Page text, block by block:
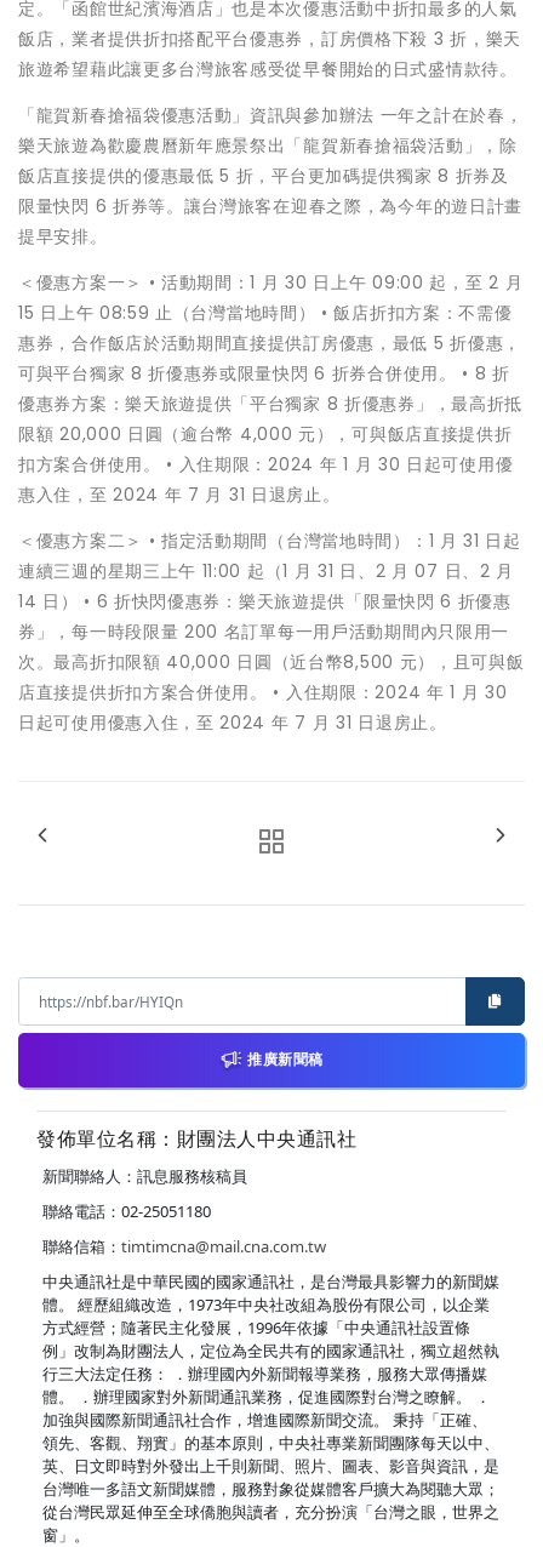
定。「函館世紀濱海酒店」也是本次優惠活動中折扣最多的人氣
飯店，業者提供折扣搭配平台優惠券，訂房價格下殺 3 折，樂天
旅遊希望藉此讓更多台灣旅客感受從早餐開始的日式盛情款待。
「龍賀新春搶福袋優惠活動」資訊與參加辦法 一年之計在於春，
樂天旅遊為歡慶農曆新年應景祭出「龍賀新春搶福袋活動」，除
飯店直接提供的優惠最低 5 折，平台更加碼提供獨家 8 折券及
限量快閃 6 折券等。讓台灣旅客在迎春之際，為今年的遊日計畫
提早安排。
＜優惠方案一＞ • 活動期間：1 月 30 日上午 09:00 起，至 2 月
15 日上午 08:59 止（台灣當地時間） • 飯店折扣方案：不需優
惠券，合作飯店於活動期間直接提供訂房優惠，最低 5 折優惠，
可與平台獨家 8 折優惠券或限量快閃 6 折券合併使用。 • 8 折
優惠券方案：樂天旅遊提供「平台獨家 8 折優惠券」，最高折抵
限額 20,000 日圓（逾台幣 4,000 元），可與飯店直接提供折
扣方案合併使用。 • 入住期限：2024 年 1 月 30 日起可使用優
惠入住，至 2024 年 7 月 31 日退房止。
＜優惠方案二＞ • 指定活動期間（台灣當地時間）：1 月 31 日起
連續三週的星期三上午 11:00 起（1 月 31 日、2 月 07 日、2 月
14 日） • 6 折快閃優惠券：樂天旅遊提供「限量快閃 6 折優惠
券」，每一時段限量 200 名訂單每一用戶活動期間內只限用一
次。最高折扣限額 40,000 日圓（近台幣8,500 元），且可與飯
店直接提供折扣方案合併使用。 • 入住期限：2024 年 1 月 30
日起可使用優惠入住，至 2024 年 7 月 31 日退房止。
推廣新聞稿
發佈單位名稱：財團法人中央通訊社
新聞聯絡人：訊息服務核稿員
聯絡電話：02-25051180
聯絡信箱： timtimcna@mail.cna.com.tw
中央通訊社是中華民國的國家通訊社，是台灣最具影響力的新聞媒
體。 經歷組織改造，1973年中央社改組為股份有限公司，以企業
方式經營；隨著民主化發展，1996年依據「中央通訊社設置條
例」改制為財團法人，定位為全民共有的國家通訊社，獨立超然執
行三大法定任務： ．辦理國內外新聞報導業務，服務大眾傳播媒
體。 ．辦理國家對外新聞通訊業務，促進國際對台灣之瞭解。 ．
加強與國際新聞通訊社合作，增進國際新聞交流。 秉持「正確、
領先、客觀、翔實」的基本原則，中央社專業新聞團隊每天以中、
英、日文即時對外發出上千則新聞、照片、圖表、影音與資訊，是
台灣唯一多語文新聞媒體，服務對象從媒體客戶擴大為閱聽大眾；
從台灣民眾延伸至全球僑胞與讀者，充分扮演「台灣之眼，世界之
窗」。